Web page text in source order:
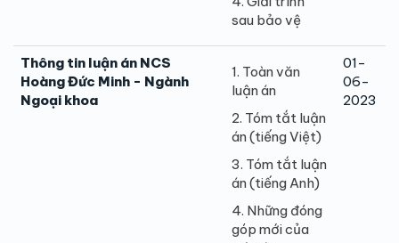
sau bảo vệ
Thông tin luận án NCS
Hoàng Đức Minh - Ngành
Ngoại khoa
1. Toàn văn
luận án
2. Tóm tắt luận
án (tiếng Việt)
3. Tóm tắt luận
án (tiếng Anh)
4. Những đóng
góp mới của
01-
06-
2023